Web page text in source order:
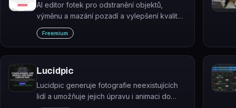
AI editor fotek pro odstranění objektů,
výměnu a mazání pozadí a vylepšení kvality
snímků během pár vteřin.
Freemium
Lucidpic
Lucidpic generuje fotografie neexistujících
lidí a umožňuje jejich úpravu i animaci do